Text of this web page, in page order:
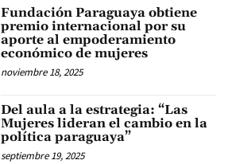
Fundación Paraguaya obtiene
premio internacional por su
aporte al empoderamiento
económico de mujeres
noviembre 18, 2025
Del aula a la estrategia: “Las
Mujeres lideran el cambio en la
política paraguaya”
septiembre 19, 2025